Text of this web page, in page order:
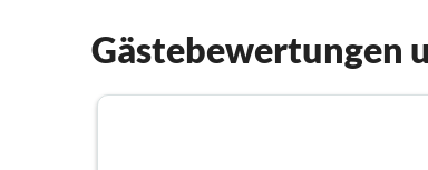
Gästebewertungen